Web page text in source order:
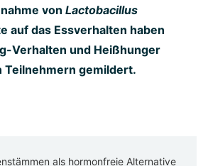
von Lactobacillus
auf das Essverhalten haben
Verhalten und Heißhunger
gemildert.
als hormonfreie Alternative